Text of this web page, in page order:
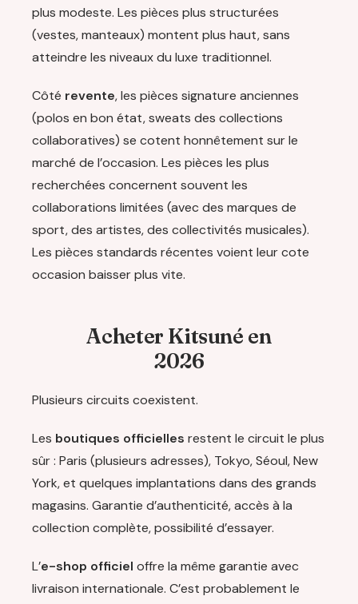
plus modeste. Les pièces plus structurées
(vestes, manteaux) montent plus haut, sans
atteindre les niveaux du luxe traditionnel.
Côté revente, les pièces signature anciennes
(polos en bon état, sweats des collections
collaboratives) se cotent honnêtement sur le
marché de l’occasion. Les pièces les plus
recherchées concernent souvent les
collaborations limitées (avec des marques de
sport, des artistes, des collectivités musicales).
Les pièces standards récentes voient leur cote
occasion baisser plus vite.
Acheter Kitsuné en
2026
Plusieurs circuits coexistent.
Les boutiques officielles restent le circuit le plus
sûr : Paris (plusieurs adresses), Tokyo, Séoul, New
York, et quelques implantations dans des grands
magasins. Garantie d’authenticité, accès à la
collection complète, possibilité d’essayer.
L’e-shop officiel offre la même garantie avec
livraison internationale. C’est probablement le